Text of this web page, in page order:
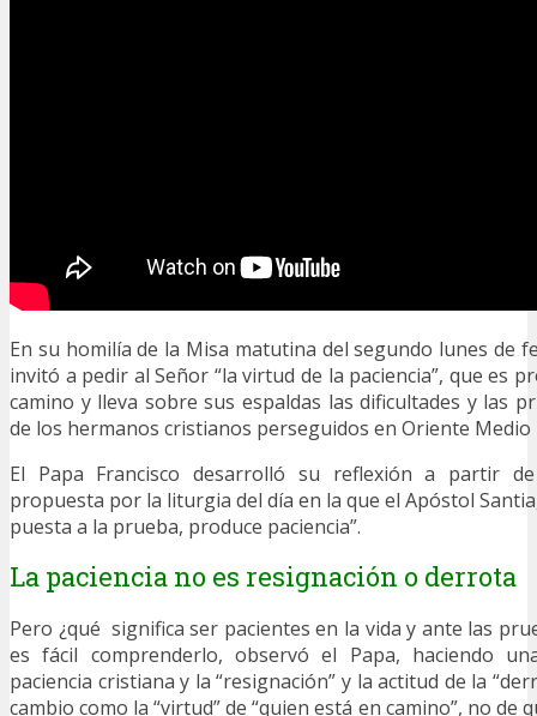
En su homilía de la Misa matutina del segundo lunes de
invitó a pedir al Señor “la virtud de la paciencia”, que es
camino y lleva sobre sus espaldas las dificultades y las
de los hermanos cristianos perseguidos en Oriente Medio
El Papa Francisco desarrolló su reflexión a partir
propuesta por la liturgia del día en la que el Apóstol
puesta a la prueba, produce paciencia”.
La paciencia no es resignación o derrota
Pero ¿qué significa ser pacientes en la vida y ante las
es fácil comprenderlo, observó el Papa, haciendo
paciencia cristiana y la “resignación” y la actitud de la
cambio como la “virtud” de “quien está en camino”, no de